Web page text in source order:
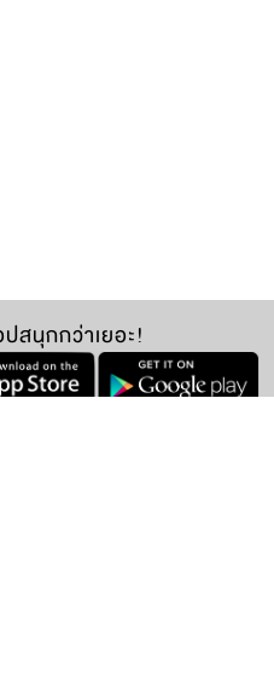
สนุกกว่าเยอะ!